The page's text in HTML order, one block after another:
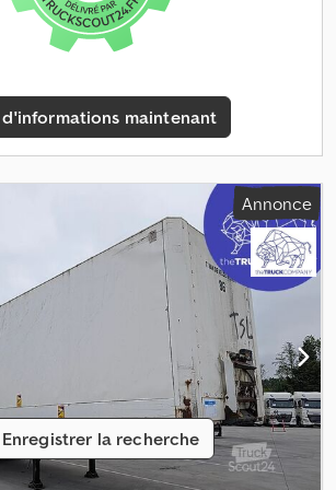
d'informations maintenant
Annonce
Enregistrer la recherche